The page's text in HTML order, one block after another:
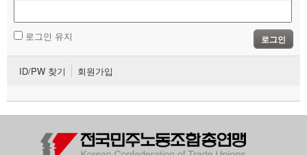
로그인 유지 로그인
ID/PW 찾기 회원가입
- 전국 노동상담소 안내
자료
부설기관